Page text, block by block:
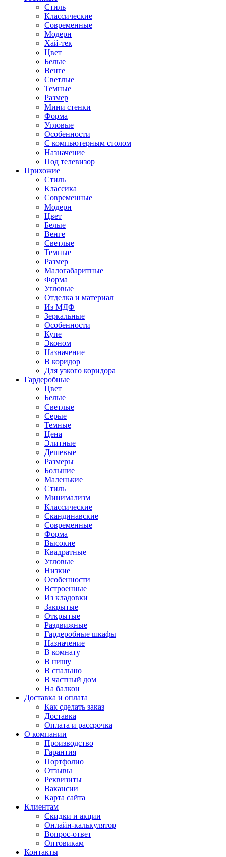
Стиль
Классические
Современные
Модерн
Хай-тек
Цвет
Белые
Венге
Светлые
Темные
Размер
Мини стенки
Форма
Угловые
Особенности
С компьютерным столом
Назначение
Под телевизор
Прихожие
Стиль
Классика
Современные
Модерн
Цвет
Белые
Венге
Светлые
Темные
Размер
Малогабаритные
Форма
Угловые
Отделка и материал
Из МДФ
Зеркальные
Особенности
Купе
Эконом
Назначение
В коридор
Для узкого коридора
Гардеробные
Цвет
Белые
Светлые
Серые
Темные
Цена
Элитные
Дешевые
Размеры
Большие
Маленькие
Стиль
Минимализм
Классические
Скандинавские
Современные
Форма
Высокие
Квадратные
Угловые
Низкие
Особенности
Встроенные
Из кладовки
Закрытые
Открытые
Раздвижные
Гардеробные шкафы
Назначение
В комнату
В нишу
В спальню
В частный дом
На балкон
Доставка и оплата
Как сделать заказ
Доставка
Оплата и рассрочка
О компании
Производство
Гарантия
Портфолио
Отзывы
Реквизиты
Вакансии
Карта сайта
Клиентам
Скидки и акции
Онлайн-калькулятор
Вопрос-ответ
Оптовикам
Контакты